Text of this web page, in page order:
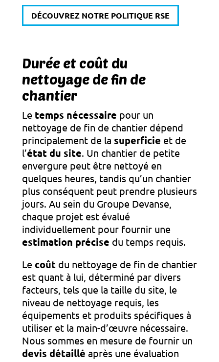
DÉCOUVREZ NOTRE POLITIQUE RSE
Durée et coût du
nettoyage de fin de
chantier
Le temps nécessaire pour un
nettoyage de fin de chantier dépend
principalement de la superficie et de
l’état du site. Un chantier de petite
envergure peut être nettoyé en
quelques heures, tandis qu’un chantier
plus conséquent peut prendre plusieurs
jours. Au sein du Groupe Devanse,
chaque projet est évalué
individuellement pour fournir une
estimation précise du temps requis.
Le coût du nettoyage de fin de chantier
est quant à lui, déterminé par divers
facteurs, tels que la taille du site, le
niveau de nettoyage requis, les
équipements et produits spécifiques à
utiliser et la main-d’œuvre nécessaire.
Nous sommes en mesure de fournir un
devis détaillé après une évaluation